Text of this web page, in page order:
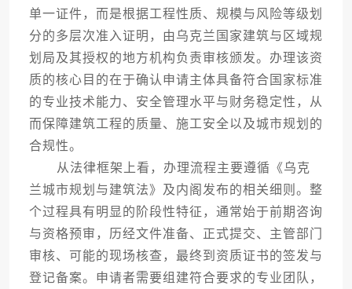
单一证件，而是根据工程性质、规模与风险等级划
分的多层次准入证明，由乌克兰国家建筑与区域规
划局及其授权的地方机构负责审核颁发。办理该资
质的核心目的在于确认申请主体具备符合国家标准
的专业技术能力、安全管理水平与财务稳定性，从
而保障建筑工程的质量、施工安全以及城市规划的
合规性。
从法律框架上看，办理流程主要遵循《乌克
兰城市规划与建筑法》及内阁发布的相关细则。整
个过程具有明显的阶段性特征，通常始于前期咨询
与资格预审，历经文件准备、正式提交、主管部门
审核、可能的现场核查，最终到资质证书的签发与
登记备案。申请者需要组建符合要求的专业团队，